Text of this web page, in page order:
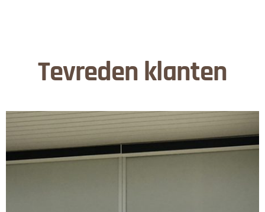
Tevreden klanten